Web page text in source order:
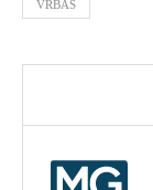
VRBAS